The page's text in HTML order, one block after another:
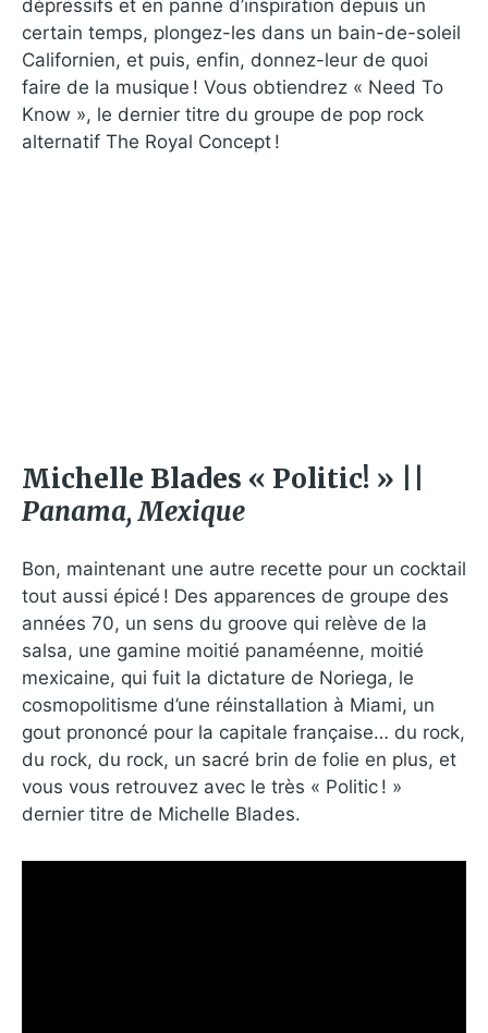
dépressifs et en panne d’inspiration depuis un
certain temps, plongez-les dans un bain-de-soleil
Californien, et puis, enfin, donnez-leur de quoi
faire de la musique ! Vous obtiendrez « Need To
Know », le dernier titre du groupe de pop rock
alternatif The Royal Concept !
Michelle Blades « Politic! » ||
Panama, Mexique
Bon, maintenant une autre recette pour un cocktail
tout aussi épicé ! Des apparences de groupe des
années 70, un sens du groove qui relève de la
salsa, une gamine moitié panaméenne, moitié
mexicaine, qui fuit la dictature de Noriega, le
cosmopolitisme d’une réinstallation à Miami, un
gout prononcé pour la capitale française… du rock,
du rock, du rock, un sacré brin de folie en plus, et
vous vous retrouvez avec le très « Politic ! »
dernier titre de Michelle Blades.